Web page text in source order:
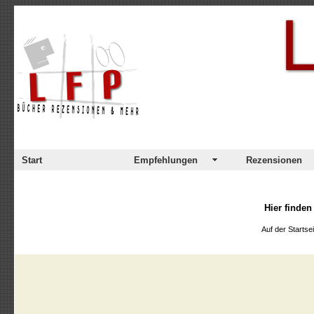
Start Empfehlungen Rezensionen
Hier
Auf der